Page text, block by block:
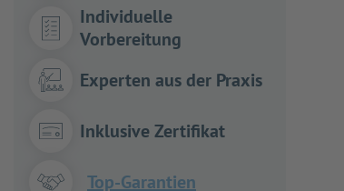
Individuelle
Vorbereitung
Experten aus der Praxis
Inklusive Zertifikat
Top-Garantien